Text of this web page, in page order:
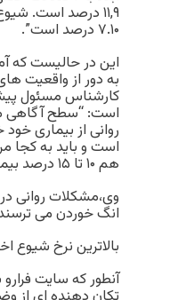
۷.۱۰ درصد است”.
این در حالیست که
به دور از واقعیت
کارشناس مسئول
است: “سطح آگاهی
روانی از بیماری
است و باید به کجا
هم ۱۰ تا ۱۵ درصد بیماری خود را پی گیری می کنند”.
وی،مشکلات روانی
انگ خوردن می
بالاترین نرخ شیوع
آنطور که سایت فرارو